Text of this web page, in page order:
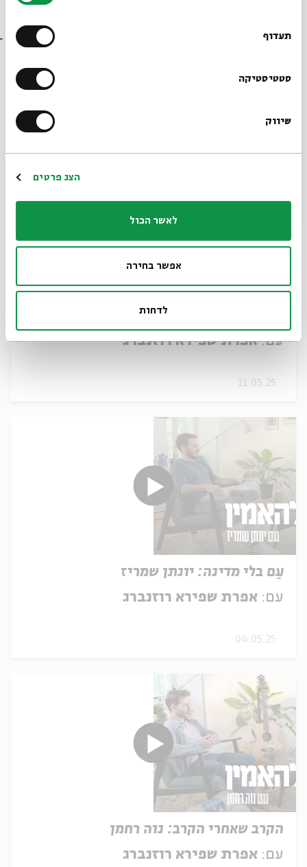
תעדוף
סטטיסטיקה
שיווק
הצג פרטים
לאשר הכול
אפשר בחירה
לדחות
דברים שרואים משם: ד"ר חן פונדק
עם: אפרת שפירא רוזנברג
11.05.25
עַם בלי מדינה: יונתן שמריז
עם: אפרת שפירא רוזנברג
04.05.25
הקרב שאחרי הקרב: נוה רחמן
עם: אפרת שפירא רוזנברג